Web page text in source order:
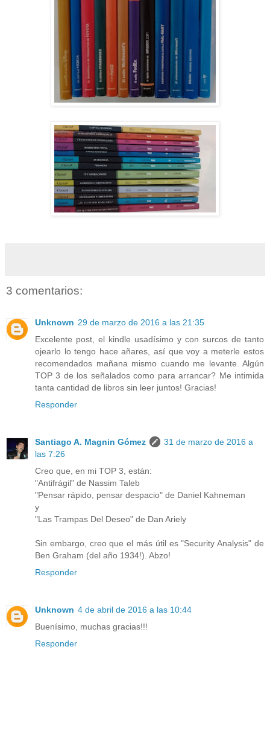
3 comentarios:
Unknown 29 de marzo de 2016 a las 21:35
Excelente post, el kindle usadísimo y con surcos de tanto
ojearlo lo tengo hace añares, así que voy a meterle estos
recomendados mañana mismo cuando me levante. Algún
TOP 3 de los señalados como para arrancar? Me intimida
tanta cantidad de libros sin leer juntos! Gracias!
Responder
Santiago A. Magnin Gómez
31 de marzo de 2016 a
las 7:26
Creo que, en mi TOP 3, están:
"Antifrágil" de Nassim Taleb
"Pensar rápido, pensar despacio" de Daniel Kahneman
y
"Las Trampas Del Deseo" de Dan Ariely
Sin embargo, creo que el más útil es "Security Analysis" de
Ben Graham (del año 1934!). Abzo!
Responder
Unknown 4 de abril de 2016 a las 10:44
Buenísimo, muchas gracias!!!
Responder